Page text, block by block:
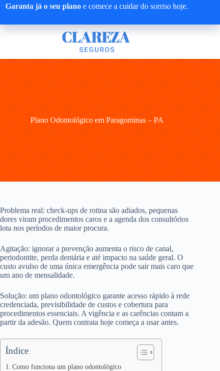
Pular
Garanta já o seu plano e comece a cuidar do sorriso hoje.
Plano Odontológico em Paragominas – PA
Problema real: check-ups de rotina são adiados, pequenas
dores viram procedimentos caros e a agenda dos consultórios
lota nos períodos de maior procura.
Agitação: ignorar a prevenção aumenta o risco de canal,
periodontite, perda dentária e até impacto na saúde geral. O
custo avulso de uma única emergência pode sair mais caro que
um ano de mensalidade.
Solução: um plano odontológico garante acesso rápido à rede
credenciada, previsibilidade de custos e cobertura para
procedimentos essenciais. A vigência e as carências contam a
partir da adesão. Quem contrata hoje começa a usar antes.
Índice
Como funciona um plano odontológico